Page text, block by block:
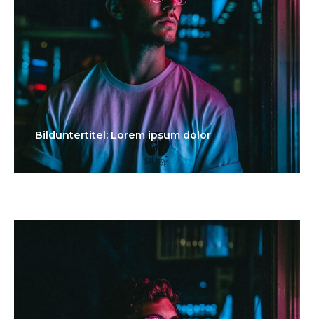
Bilduntertitel: Lorem ipsum dolor